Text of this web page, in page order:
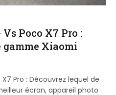
Poco X7 Pro :
gamme Xiaomi
Pro : Découvrez lequel de
écran, appareil photo